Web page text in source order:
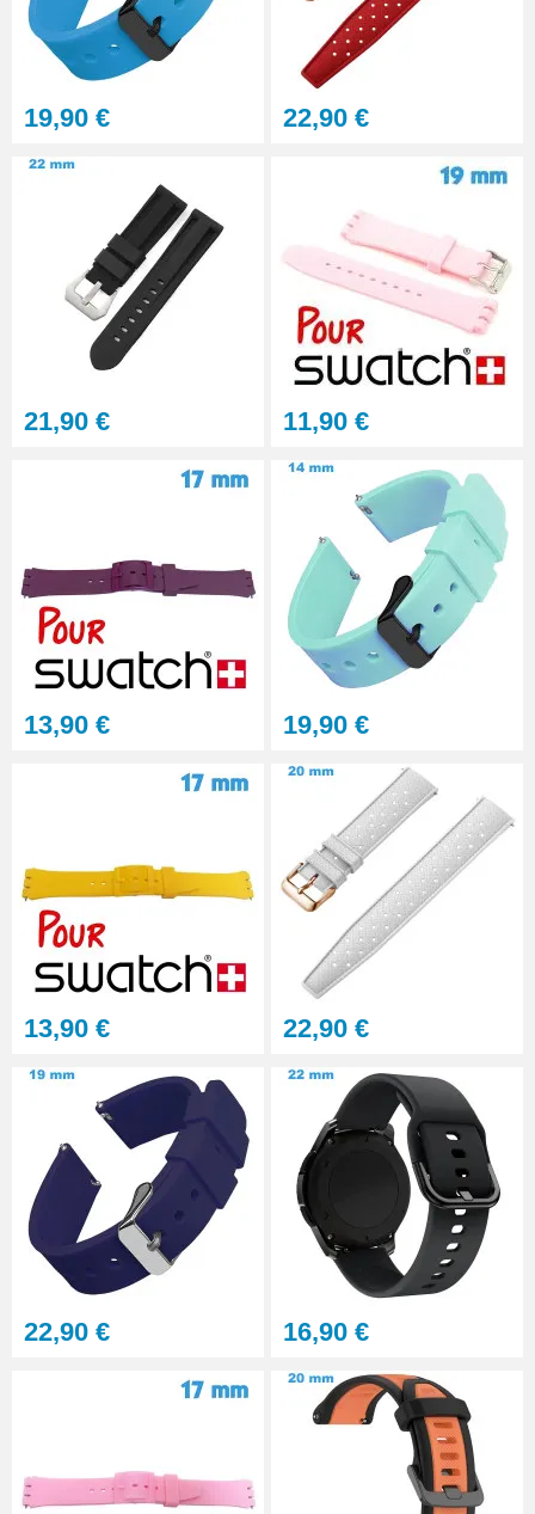
Gros pointeau de pose
manipulation bracelet montre
7,90 €
Outil pointeau de pose suisse
Interchangeable
23,90 €
Sacoche Outils Horlogerie
complet de Réparation - 13
pièces
45,90 €
19,90 € 22,90 €
21,90 € 11,90 €
13,90 € 19,90 €
13,90 € 22,90 €
22,90 € 16,90 €